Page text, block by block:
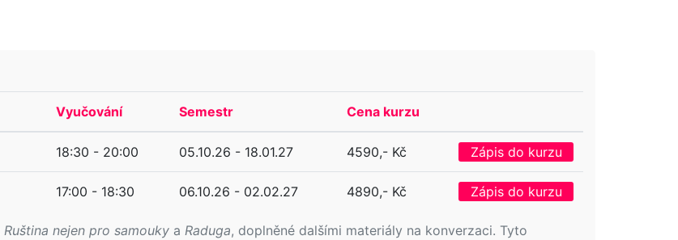
Ruština nejen pro samouky a Raduga, doplněné dalšími materiály na konverzaci. Tyto
Vyučování Semestr Cena kurzu
18:30 - 20:00 05.10.26 - 18.01.27 4590,- Kč Zápis do kurzu
17:00 - 18:30 06.10.26 - 02.02.27 4890,- Kč Zápis do kurzu